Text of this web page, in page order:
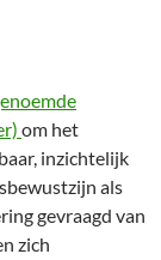
om het
inzichtelijk
als
gevraagd van
zich